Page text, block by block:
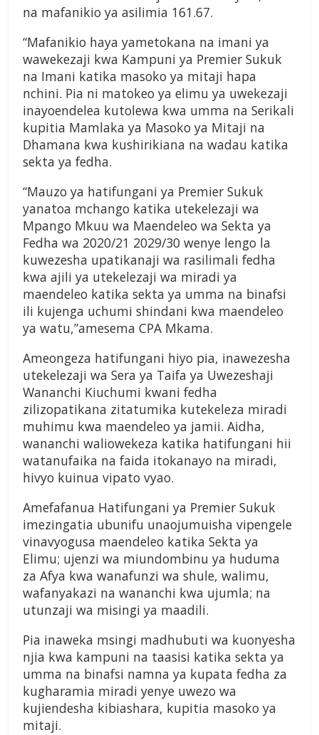
na mafanikio ya asilimia 161.67.
“Mafanikio haya yametokana na imani ya
wawekezaji kwa Kampuni ya Premier Sukuk
na Imani katika masoko ya mitaji hapa
nchini. Pia ni matokeo ya elimu ya uwekezaji
inayoendelea kutolewa kwa umma na Serikali
kupitia Mamlaka ya Masoko ya Mitaji na
Dhamana kwa kushirikiana na wadau katika
sekta ya fedha.
“Mauzo ya hatifungani ya Premier Sukuk
yanatoa mchango katika utekelezaji wa
Mpango Mkuu wa Maendeleo wa Sekta ya
Fedha wa 2020/21 2029/30 wenye lengo la
kuwezesha upatikanaji wa rasilimali fedha
kwa ajili ya utekelezaji wa miradi ya
maendeleo katika sekta ya umma na binafsi
ili kujenga uchumi shindani kwa maendeleo
ya watu,”amesema CPA Mkama.
Ameongeza hatifungani hiyo pia, inawezesha
utekelezaji wa Sera ya Taifa ya Uwezeshaji
Wananchi Kiuchumi kwani fedha
zilizopatikana zitatumika kutekeleza miradi
muhimu kwa maendeleo ya jamii. Aidha,
wananchi waliowekeza katika hatifungani hii
watanufaika na faida itokanayo na miradi,
hivyo kuinua vipato vyao.
Amefafanua Hatifungani ya Premier Sukuk
imezingatia ubunifu unaojumuisha vipengele
vinavyogusa maendeleo katika Sekta ya
Elimu; ujenzi wa miundombinu ya huduma
za Afya kwa wanafunzi wa shule, walimu,
wafanyakazi na wananchi kwa ujumla; na
utunzaji wa misingi ya maadili.
Pia inaweka msingi madhubuti wa kuonyesha
njia kwa kampuni na taasisi katika sekta ya
umma na binafsi namna ya kupata fedha za
kugharamia miradi yenye uwezo wa
kujiendesha kibiashara, kupitia masoko ya
mitaji.